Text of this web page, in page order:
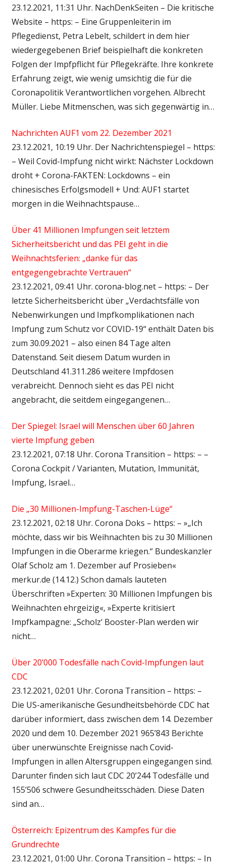
23.12.2021, 11:31 Uhr. NachDenkSeiten – Die kritische
Website – https: – Eine Gruppenleiterin im
Pflegedienst, Petra Lebelt, schildert in dem hier
wiedergegebenen Brief beispielhaft die konkreten
Folgen der Impfpflicht für Pflegekräfte. Ihre konkrete
Erfahrung zeigt, wie wenig umsichtig die für die
Coronapolitik Verantwortlichen vorgehen. Albrecht
Müller. Liebe Mitmenschen, was sich gegenwärtig in…
Nachrichten AUF1 vom 22. Dezember 2021
23.12.2021, 10:19 Uhr. Der Nachrichtenspiegel – https:
– Weil Covid-Impfung nicht wirkt: Nächster Lockdown
droht + Corona-FAKTEN: Lockdowns – ein
chinesisches Erfolgsmodell + Und: AUF1 startet
morgen in die Weihnachtspause…
Über 41 Millionen Impfungen seit letztem
Sicherheitsbericht und das PEI geht in die
Weihnachtsferien: „danke für das
entgegengebrachte Vertrauen“
23.12.2021, 09:41 Uhr. corona-blog.net – https: – Der
letzte Sicherheitsbericht über „Verdachtsfälle von
Nebenwirkungen und Impfkomplikationen nach
Impfung zum Schutz vor COVID-19“ enthält Daten bis
zum 30.09.2021 – also einen 84 Tage alten
Datenstand. Seit diesem Datum wurden in
Deutschland 41.311.286 weitere Impfdosen
verabreicht. Dennoch sieht es das PEI nicht
angebracht, die seitdem eingegangenen…
Der Spiegel: Israel will Menschen über 60 Jahren
vierte Impfung geben
23.12.2021, 07:18 Uhr. Corona Transition – https: – –
Corona Cockpit / Varianten, Mutation, Immunität,
Impfung, Israel…
Die „30 Millionen-Impfung-Taschen-Lüge“
23.12.2021, 02:18 Uhr. Corona Doks – https: – »„Ich
möchte, dass wir bis Weihnachten bis zu 30 Millionen
Impfungen in die Oberarme kriegen.“ Bundeskanzler
Olaf Scholz am 1. Dezember auf Prosieben«
merkur.de (14.12.) Schon damals lauteten
Überschriften »Experten: 30 Millionen Impfungen bis
Weihnachten ehrgeizig«, »Experte kritisiert
Impfkampagne: „Scholz‘ Booster-Plan werden wir
nicht…
Über 20’000 Todesfälle nach Covid-Impfungen laut
CDC
23.12.2021, 02:01 Uhr. Corona Transition – https: –
Die US-amerikanische Gesundheitsbehörde CDC hat
darüber informiert, dass zwischen dem 14. Dezember
2020 und dem 10. Dezember 2021 965’843 Berichte
über unerwünschte Ereignisse nach Covid-
Impfungen in allen Altersgruppen eingegangen sind.
Darunter finden sich laut CDC 20’244 Todesfälle und
155’506 schwere Gesundheitsschäden. Diese Daten
sind an…
Österreich: Epizentrum des Kampfes für die
Grundrechte
23.12.2021, 01:00 Uhr. Corona Transition – https: – In